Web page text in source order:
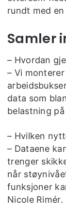
rundt med
Samler
– Hvordan
– Vi
data som
belastning
– Hvilken
– Dataene
trenger
når
funksjoner
Nicole Rimér.